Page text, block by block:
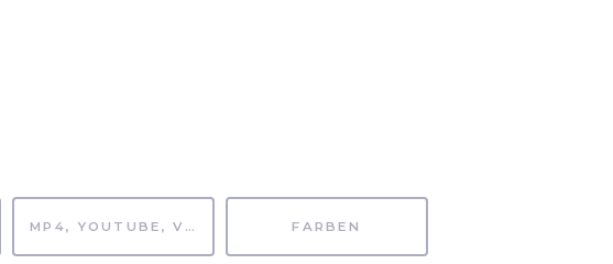
MP4, YOUTUBE, VIMEO FARBEN